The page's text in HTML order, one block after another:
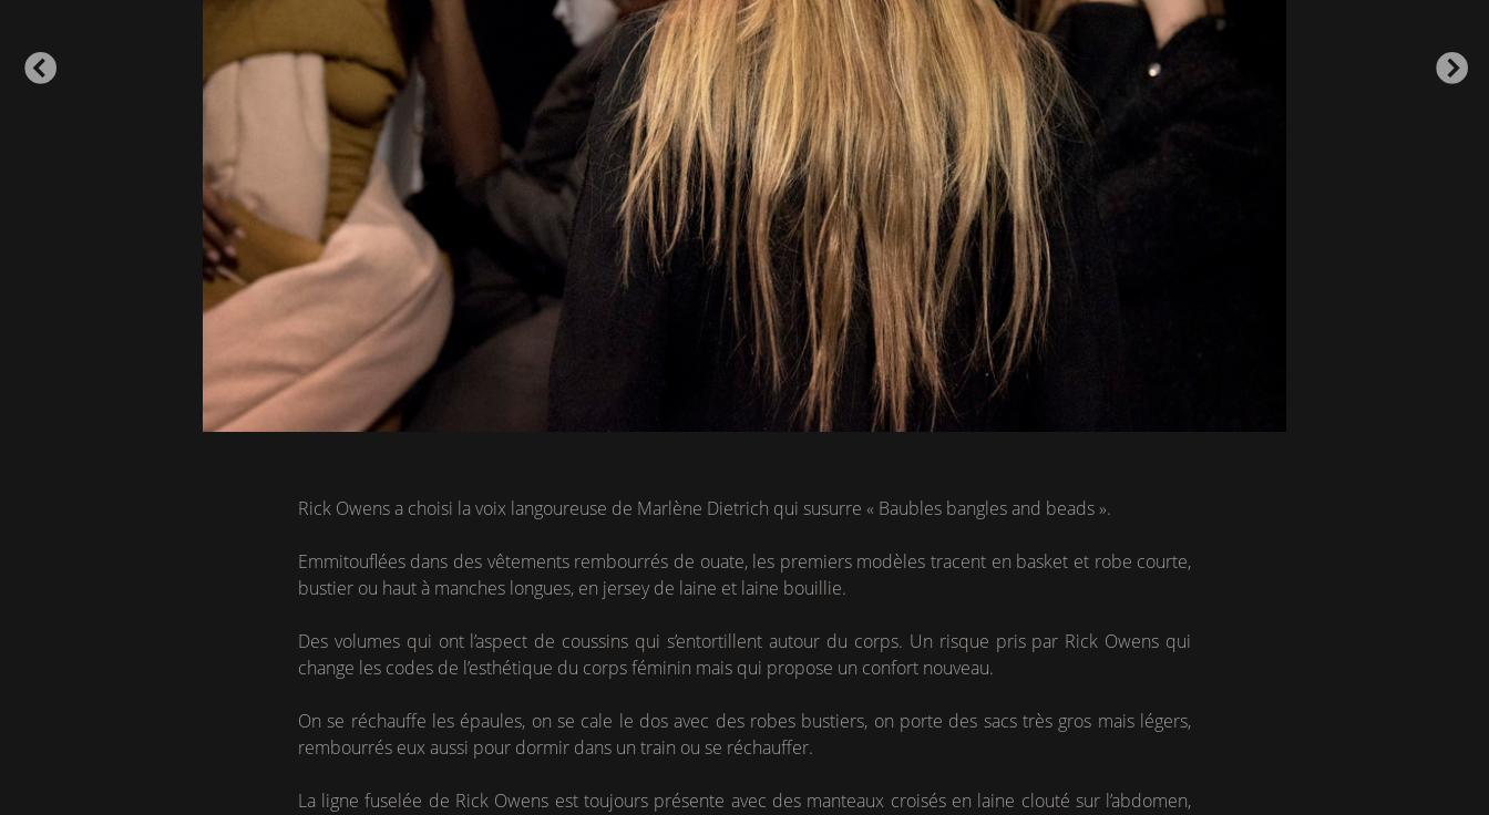
Rick Owens a choisi la voix langoureuse de Marlène Dietrich qui susurre « Baubles bangles and beads ».
Emmitouflées dans des vêtements rembourrés de ouate, les premiers modèles tracent en basket et robe courte,
bustier ou haut à manches longues, en jersey de laine et laine bouillie.
Des volumes qui ont l’aspect de coussins qui s’entortillent autour du corps. Un risque pris par Rick Owens qui
change les codes de l’esthétique du corps féminin mais qui propose un confort nouveau.
On se réchauffe les épaules, on se cale le dos avec des robes bustiers, on porte des sacs très gros mais légers,
rembourrés eux aussi pour dormir dans un train ou se réchauffer.
La ligne fuselée de Rick Owens est toujours présente avec des manteaux croisés en laine clouté sur l’abdomen,